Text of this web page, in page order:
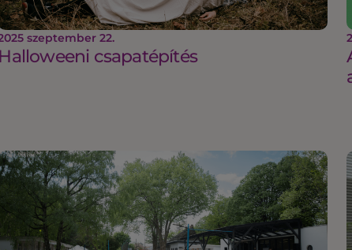
szeptember 22.
Halloweeni csapatépítés